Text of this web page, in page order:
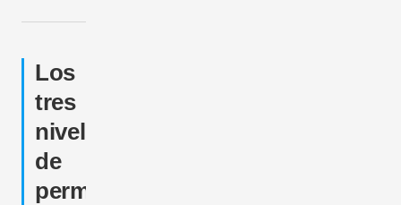
Los
tres
niveles
de
permiso